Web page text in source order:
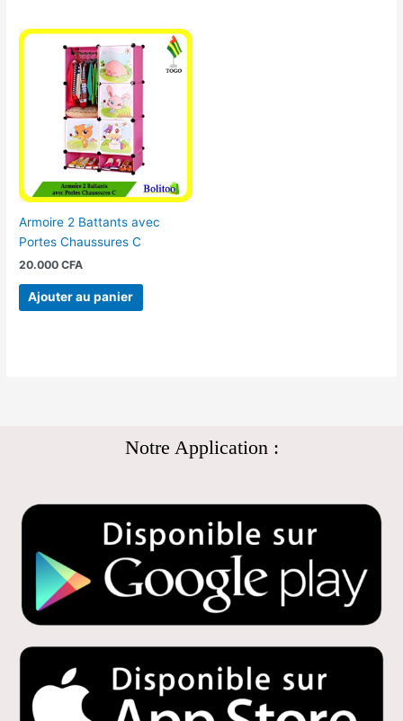
Armoire 2 Battants avec
Portes Chaussures C
20.000CFA
Ajouter au panier
Notre Application :